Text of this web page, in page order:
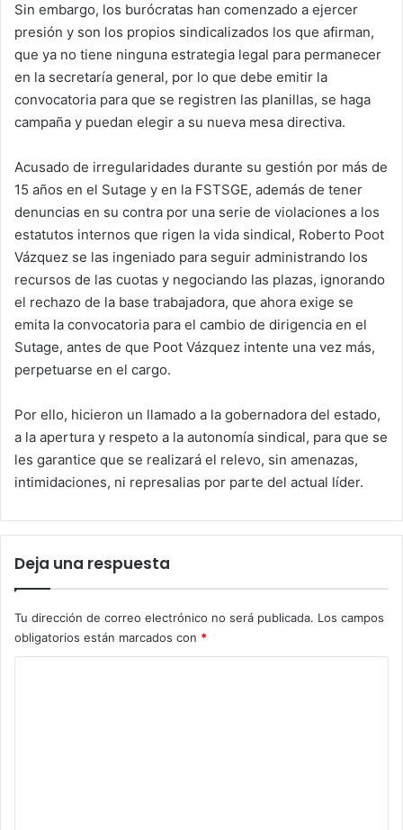
Sin embargo, los burócratas han comenzado a ejercer
presión y son los propios sindicalizados los que afirman,
que ya no tiene ninguna estrategia legal para permanecer
en la secretaría general, por lo que debe emitir la
convocatoria para que se registren las planillas, se haga
campaña y puedan elegir a su nueva mesa directiva.
Acusado de irregularidades durante su gestión por más de
15 años en el Sutage y en la FSTSGE, además de tener
denuncias en su contra por una serie de violaciones a los
estatutos internos que rigen la vida sindical, Roberto Poot
Vázquez se las ingeniado para seguir administrando los
recursos de las cuotas y negociando las plazas, ignorando
el rechazo de la base trabajadora, que ahora exige se
emita la convocatoria para el cambio de dirigencia en el
Sutage, antes de que Poot Vázquez intente una vez más,
perpetuarse en el cargo.
Por ello, hicieron un llamado a la gobernadora del estado,
a la apertura y respeto a la autonomía sindical, para que se
les garantice que se realizará el relevo, sin amenazas,
intimidaciones, ni represalias por parte del actual líder.
Deja una respuesta
Tu dirección de correo electrónico no será publicada. Los campos
obligatorios están marcados con *